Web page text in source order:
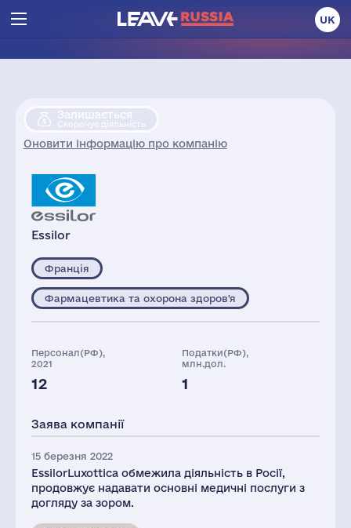
UK
Залишається
Скорочує діяльність
Оновити інформацію про компанію
Essilor
Франція
Фармацевтика та охорона здоров'я
Персонал(РФ),
2021
12
Податки(РФ),
млн.дол.
1
Заява компанії
15 березня 2022
EssilorLuxottica обмежила діяльність в Росії,
продовжує надавати основні медичні послуги з
догляду за зором.